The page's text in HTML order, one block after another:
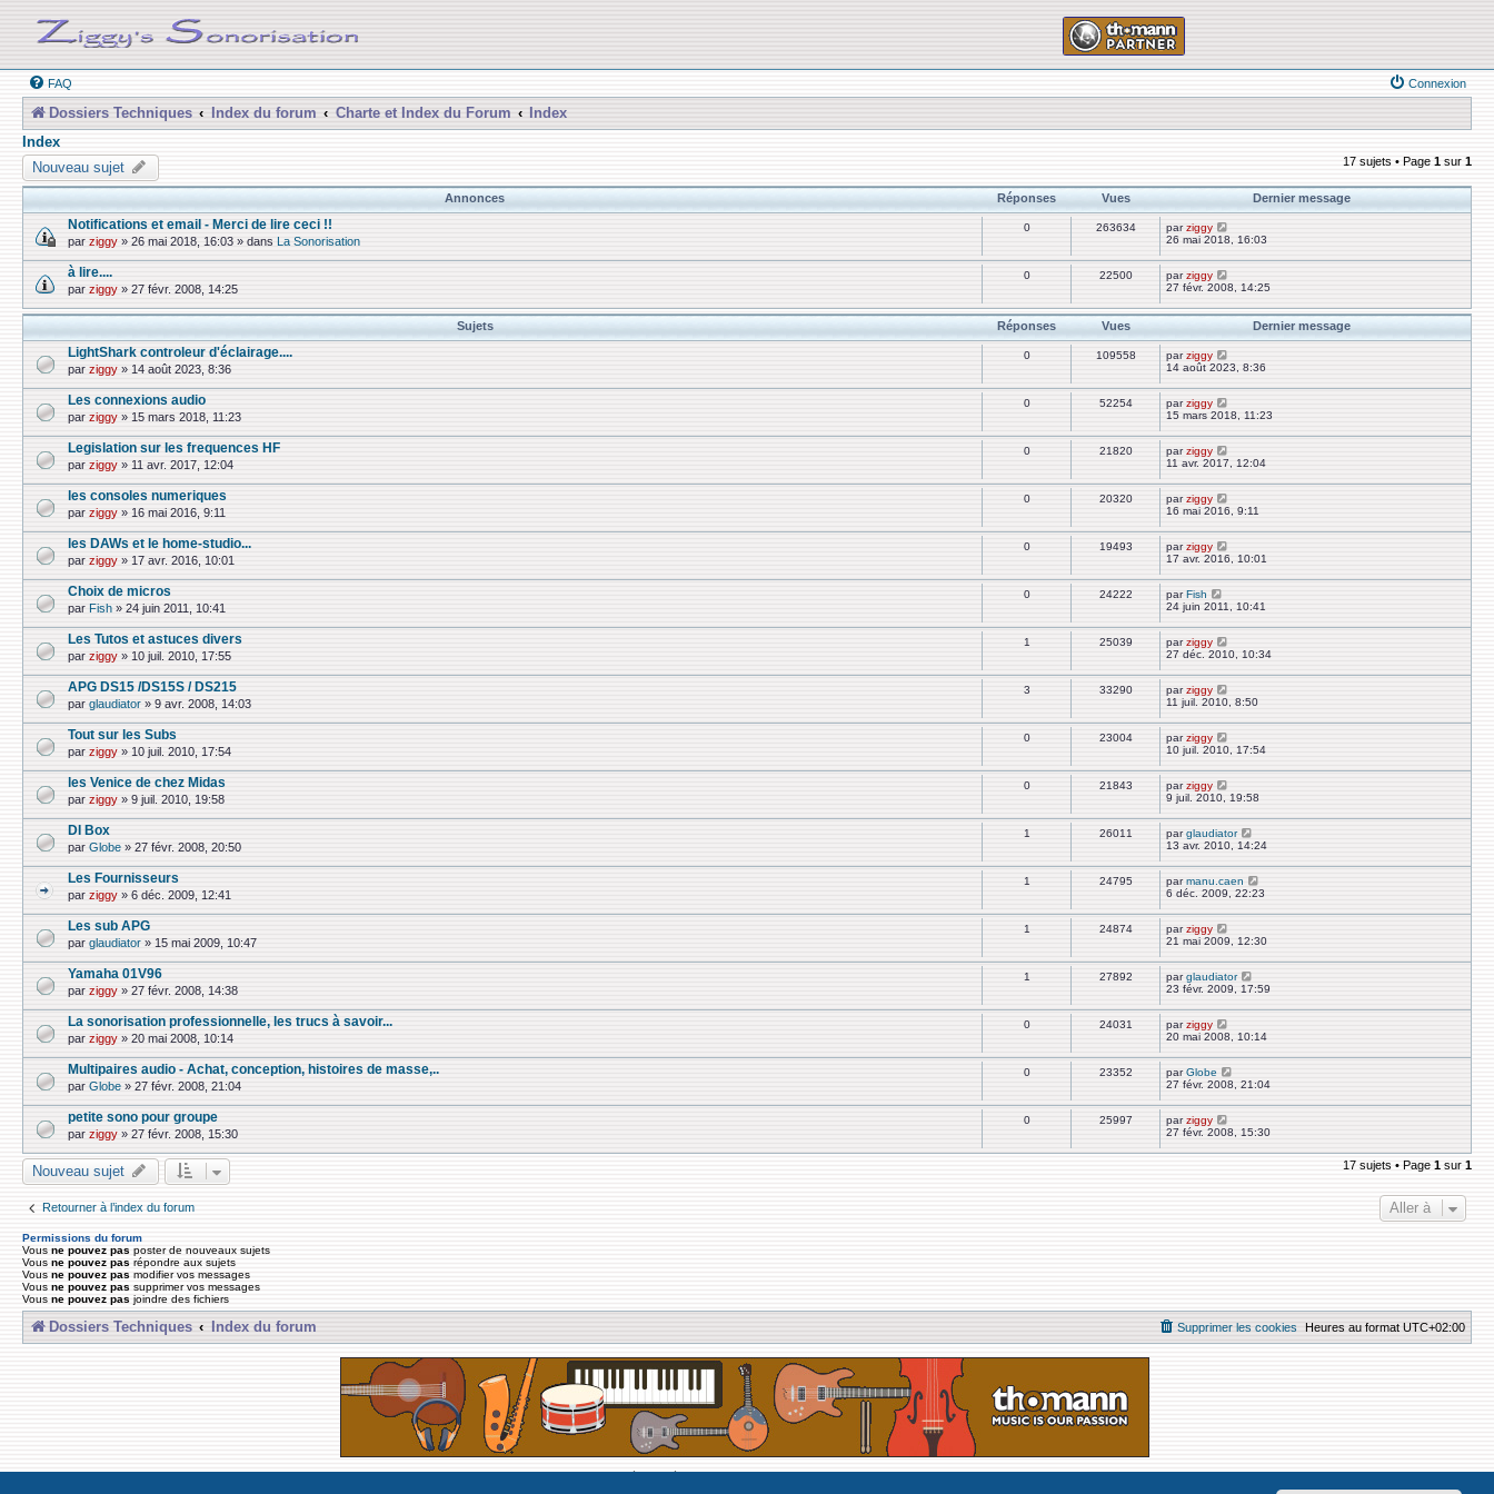
FAQ Connexion
Dossiers Techniques Index du forum Charte et Index du Forum
Index
Index
Nouveau sujet
17 sujets • Page 1 sur 1
Annonces Réponses Vues Dernier message
Notifications et email - Merci de lire ceci !!
par ziggy » 26 mai 2018, 16:03 » dans La Sonorisation
0 263634 parziggy
26 mai 2018, 16:03
à lire....
par ziggy » 27 févr. 2008, 14:25
0 22500 parziggy
27 févr. 2008, 14:25
Sujets Réponses Vues Dernier message
LightShark controleur d'éclairage....
par ziggy » 14 août 2023, 8:36
0 109558 parziggy
14 août 2023, 8:36
Les connexions audio
par ziggy » 15 mars 2018, 11:23
0 52254 parziggy
15 mars 2018, 11:23
Legislation sur les frequences HF
par ziggy » 11 avr. 2017, 12:04
0 21820 parziggy
11 avr. 2017, 12:04
les consoles numeriques
par ziggy » 16 mai 2016, 9:11
0 20320 parziggy
16 mai 2016, 9:11
les DAWs et le home-studio...
par ziggy » 17 avr. 2016, 10:01
0 19493 parziggy
17 avr. 2016, 10:01
Choix de micros
par Fish » 24 juin 2011, 10:41
0 24222 parFish
24 juin 2011, 10:41
Les Tutos et astuces divers
par ziggy » 10 juil. 2010, 17:55
1 25039 parziggy
27 déc. 2010, 10:34
APG DS15 /DS15S / DS215
par glaudiator » 9 avr. 2008, 14:03
3 33290 parziggy
11 juil. 2010, 8:50
Tout sur les Subs
par ziggy » 10 juil. 2010, 17:54
0 23004 parziggy
10 juil. 2010, 17:54
les Venice de chez Midas
par ziggy » 9 juil. 2010, 19:58
0 21843 parziggy
9 juil. 2010, 19:58
DI Box
par Globe » 27 févr. 2008, 20:50
1 26011 parglaudiator
13 avr. 2010, 14:24
Les Fournisseurs
par ziggy » 6 déc. 2009, 12:41
1 24795 parmanu.caen
6 déc. 2009, 22:23
Les sub APG
par glaudiator » 15 mai 2009, 10:47
1 24874 parziggy
21 mai 2009, 12:30
Yamaha 01V96
par ziggy » 27 févr. 2008, 14:38
1 27892 parglaudiator
23 févr. 2009, 17:59
La sonorisation professionnelle, les trucs à savoir...
par ziggy » 20 mai 2008, 10:14
0 24031 parziggy
20 mai 2008, 10:14
Multipaires audio - Achat, conception, histoires de masse,..
par Globe » 27 févr. 2008, 21:04
0 23352 parGlobe
27 févr. 2008, 21:04
petite sono pour groupe
par ziggy » 27 févr. 2008, 15:30
0 25997 parziggy
27 févr. 2008, 15:30
Nouveau sujet 17 sujets • Page 1 sur 1
Retourner à l’index du forum Aller à
Permissions du forum
Vous ne pouvez pas poster de nouveaux sujets
Vous ne pouvez pas répondre aux sujets
Vous ne pouvez pas modifier vos messages
Vous ne pouvez pas supprimer vos messages
Vous ne pouvez pas joindre des fichiers
Dossiers Techniques Index du forum Heures au format UTC+02:00
Supprimer les cookies
Développé par Forum Software © phpBB Limited